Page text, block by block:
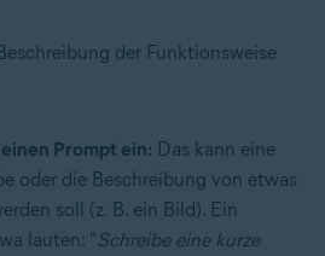
der Funktionsweise
Prompt ein: Das kann eine
oder die Beschreibung von etwas
soll (z. B. ein Bild). Ein
lauten: "Schreibe eine kurze